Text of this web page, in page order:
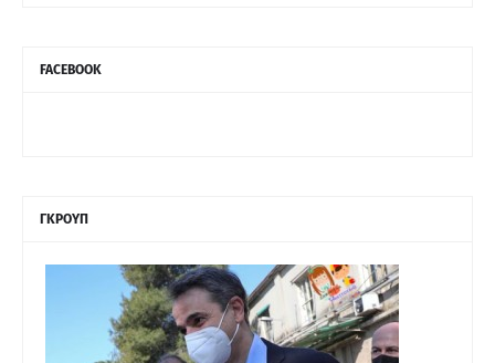
FACEBOOK
ΓΚΡΟΥΠ